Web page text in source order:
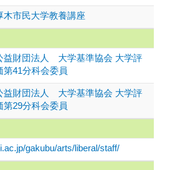
木市民大学教養講座
益財団法人 大学基準協会 大学評
第41分科会委員
益財団法人 大学基準協会 大学評
第29分科会委員
gakubu/arts/liberal/staff/